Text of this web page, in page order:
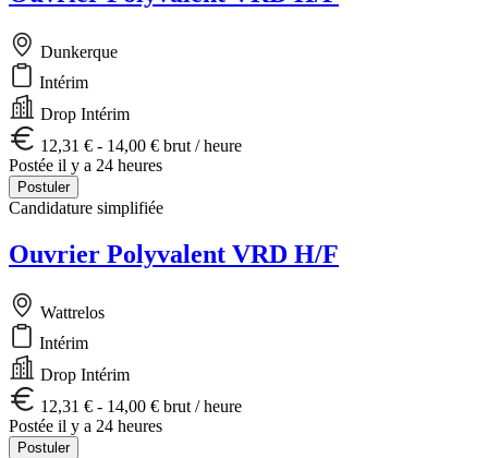
Dunkerque
Intérim
Drop Intérim
12,31 € - 14,00 € brut / heure
Postée il y a 24 heures
Postuler
Candidature simplifiée
Ouvrier Polyvalent VRD H/F
Wattrelos
Intérim
Drop Intérim
12,31 € - 14,00 € brut / heure
Postée il y a 24 heures
Postuler